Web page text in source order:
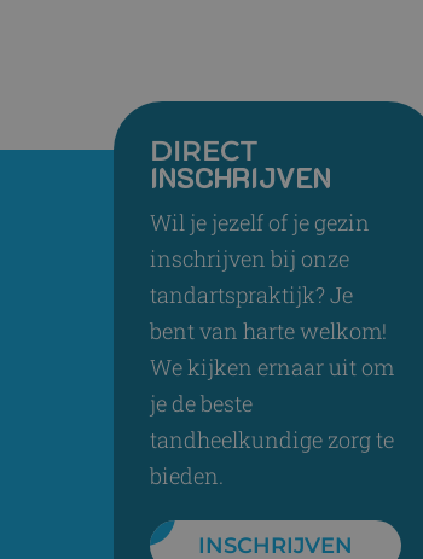
DIRECT
INSCHRIJVEN
Wil je jezelf of je gezin
inschrijven bij onze
tandartspraktijk? Je
bent van harte welkom!
We kijken ernaar uit om
je de beste
tandheelkundige zorg te
bieden.
INSCHRIJVEN